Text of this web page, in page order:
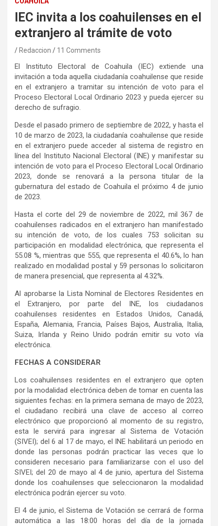
IEC invita a los coahuilenses en el
extranjero al trámite de voto
Redaccion 11 Comments
El Instituto Electoral de Coahuila (IEC) extiende una
invitación a toda aquella ciudadanía coahuilense que reside
en el extranjero a tramitar su intención de voto para el
Proceso Electoral Local Ordinario 2023 y pueda ejercer su
derecho de sufragio.
Desde el pasado primero de septiembre de 2022, y hasta el
10 de marzo de 2023, la ciudadanía coahuilense que reside
en el extranjero puede acceder al sistema de registro en
línea del Instituto Nacional Electoral (INE) y manifestar su
intención de voto para el Proceso Electoral Local Ordinario
2023, donde se renovará a la persona titular de la
gubernatura del estado de Coahuila el próximo 4 de junio
de 2023.
Hasta el corte del 29 de noviembre de 2022, mil 367 de
coahuilenses radicados en el extranjero han manifestado
su intención de voto, de los cuales 753 solicitan su
participación en modalidad electrónica, que representa el
55.08 %, mientras que 555, que representa el 40.6%, lo han
realizado en modalidad postal y 59 personas lo solicitaron
de manera presencial, que representa al 4.32%.
Al aprobarse la Lista Nominal de Electores Residentes en
el Extranjero, por parte del INE, los ciudadanos
coahuilenses residentes en Estados Unidos, Canadá,
España, Alemania, Francia, Países Bajos, Australia, Italia,
Suiza, Irlanda y Reino Unido podrán emitir su voto vía
electrónica.
FECHAS A CONSIDERAR
Los coahuilenses residentes en el extranjero que opten
por la modalidad electrónica deben de tomar en cuenta las
siguientes fechas: en la primera semana de mayo de 2023,
el ciudadano recibirá una clave de acceso al correo
electrónico que proporcionó al momento de su registro,
esta le servirá para ingresar al Sistema de Votación
(SIVEI); del 6 al 17 de mayo, el INE habilitará un periodo en
donde las personas podrán practicar las veces que lo
consideren necesario para familiarizarse con el uso del
SIVEI; del 20 de mayo al 4 de junio, apertura del Sistema
donde los coahuilenses que seleccionaron la modalidad
electrónica podrán ejercer su voto.
El 4 de junio, el Sistema de Votación se cerrará de forma
automática a las 18:00 horas del día de la jornada